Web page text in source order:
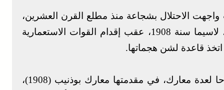
واجهت الاحتلال بشجاعة منذ مطلع القرن العشرين،
وأبانت عن حس عال بالتضحية من أجل دحره، لاسيما سنة 1908، عقب إقدام القوات الاستعمارية
قاعدة لشن هجماتها.
وأضاف أن هذه الجهة من المملكة كانت مسرحا لعدة معارك، في مقدمتها معارك بوذنيب (1908)،